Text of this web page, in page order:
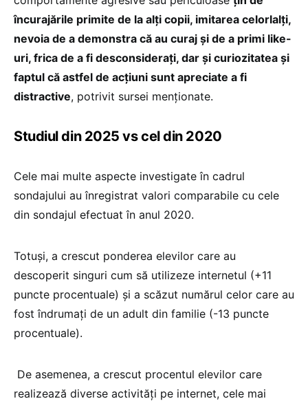
încurajările primite de la alţi copii, imitarea celorlalţi,
nevoia de a demonstra că au curaj şi de a primi like-
uri, frica de a fi desconsideraţi, dar şi curiozitatea şi
faptul că astfel de acţiuni sunt apreciate a fi
distractive, potrivit sursei menționate.
Studiul din 2025 vs cel din 2020
Cele mai multe aspecte investigate în cadrul
sondajului au înregistrat valori comparabile cu cele
din sondajul efectuat în anul 2020.
Totuși, a crescut ponderea elevilor care au
descoperit singuri cum să utilizeze internetul (+11
puncte procentuale) şi a scăzut numărul celor care au
fost îndrumaţi de un adult din familie (-13 puncte
procentuale).
De asemenea, a crescut procentul elevilor care
realizează diverse activităţi pe internet, cele mai